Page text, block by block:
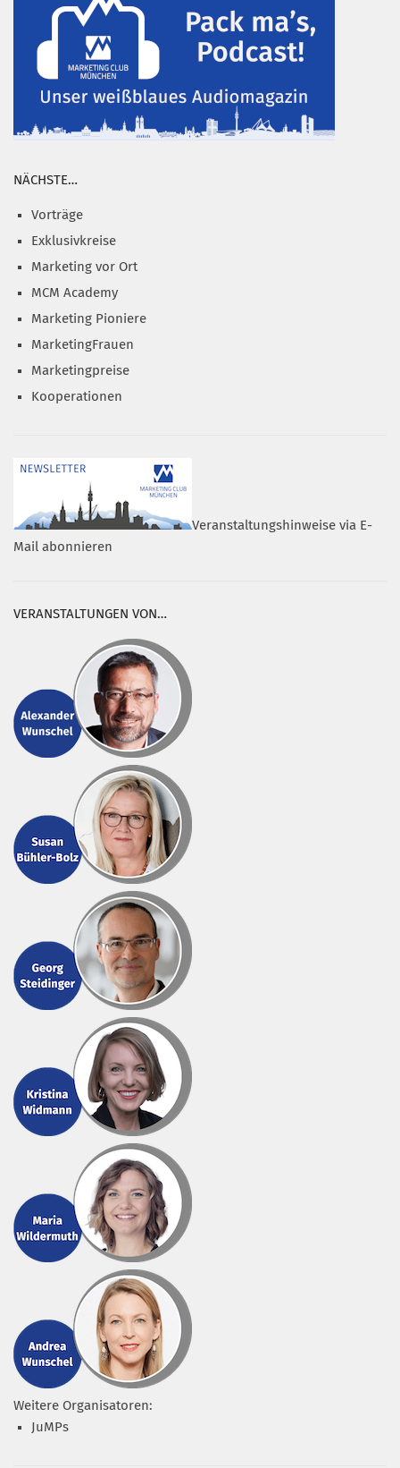
NÄCHSTE…
Vorträge
Exklusivkreise
Marketing vor Ort
MCM Academy
Marketing Pioniere
MarketingFrauen
Marketingpreise
Kooperationen
Veranstaltungshinweise via E-
Mail abonnieren
VERANSTALTUNGEN VON…
Weitere Organisatoren:
JuMPs